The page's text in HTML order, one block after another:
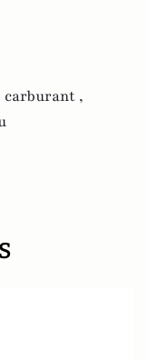
carburant ,